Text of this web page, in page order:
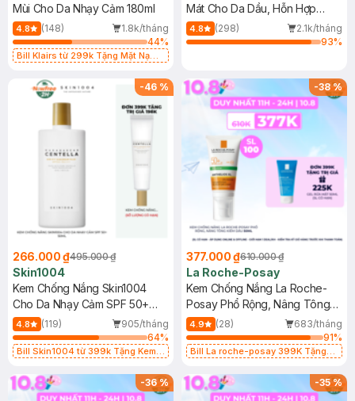
Mùi Cho Da Nhạy Cảm 180ml
4.8 (148)
1.8k/tháng
44%
Bill Klairs từ 299k Tặng Mặt Nạ
25ml (SL Có Hạn)
Mát Cho Da Dầu, Hỗn Hợp
400ml
4.8 (298)
2.1k/tháng
93%
-46 %
266.000 ₫495.000 ₫
Skin1004
Kem Chống Nắng Skin1004
Cho Da Nhạy Cảm SPF 50+
50ml
4.8 (119)
905/tháng
64%
Bill Skin1004 từ 399k Tặng Kem
SPF 50+ 20ml (SL Có Hạn)
-38%
377.000 ₫610.000 ₫
La Roche-Posay
Kem Chống Nắng La Roche-
Posay Phổ Rộng, Nâng Tông
Kiềm Dầu 50ml
4.9 (28)
683/tháng
91%
Bill La roche-posay 399K Tặng
(SL có hạn)
-36% -35%